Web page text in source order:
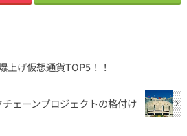
上げ仮想通貨TOP5！！
ェーンプロジェクトの格付け